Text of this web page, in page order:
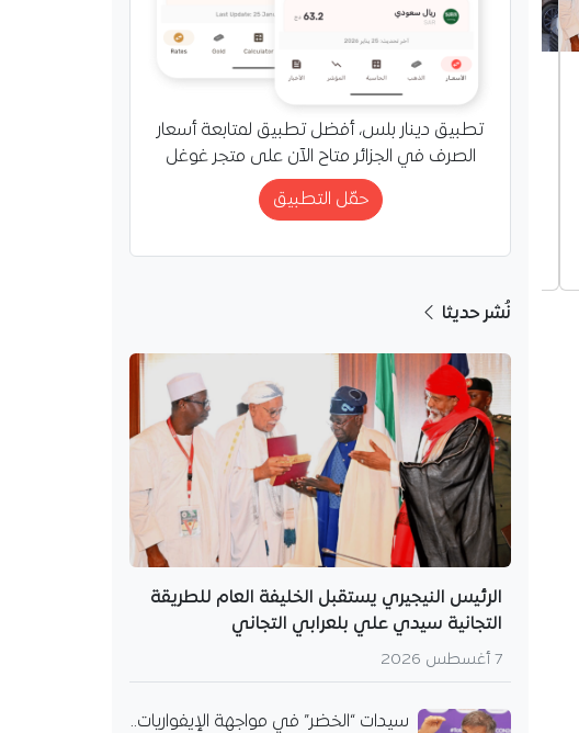
وزير الصحة يتفقد مصابي حادث
قسنطينة ويطمئن عائلاتهم
تفقد وزير الصحة محمد صديق
آيت مسعودان مصابي حادث
قسنطينة واطمأن على حالتهم
الصحية بعد وفاة 6 أشخاص
تطبيق دينار بلس، أفضل تطبيق لمتابعة أسعار
الصرف في الجزائر متاح الآن على متجر غوغل
حمّل التطبيق
نُشر حديثا
الرئيس النيجيري يستقبل الخليفة العام للطريقة
التجانية سيدي علي بلعرابي التجاني
7 أغسطس 2026
سيدات “الخضر” في مواجهة الإيفواريات..